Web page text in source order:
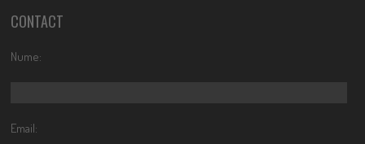
CONTACT
Nume:
Email: